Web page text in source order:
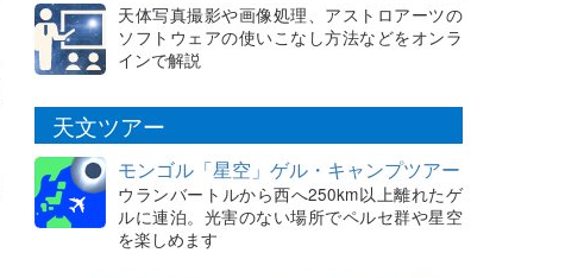
天体写真撮影や画像処理、アストロアーツの
ソフトウェアの使いこなし方法などをオンラ
インで解説
天文ツアー
モンゴル「星空」ゲル・キャンプツアー
ウランバートルから西へ250km以上離れたゲ
ルに連泊。光害のない場所でペルセ群や星空
を楽しめます